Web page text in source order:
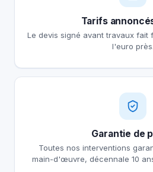
Tarifs
Le devis signé avant travaux fait
l'euro près.
Garantie de
Toutes nos interventions
main-d'œuvre, décennale 10